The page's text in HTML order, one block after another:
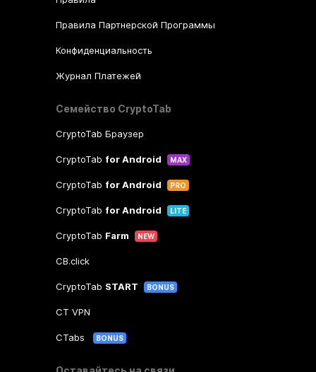
Правила Партнерской Программы
Конфиденциальность
Журнал Платежей
Семейство CryptoTab
CryptoTab Браузер
CryptoTab for Android MAX
CryptoTab for Android PRO
CryptoTab for Android LITE
CryptoTab Farm NEW
CB.click
CryptoTab START BONUS
CT VPN
CTabs BONUS